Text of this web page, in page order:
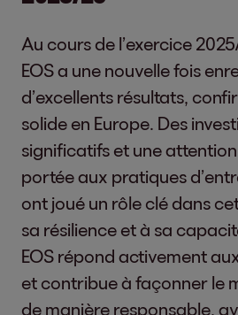
Au cours de l’exercice
EOS a une nouvelle fois
d’excellents résultats,
solide en Europe. Des
significatifs et une
portée aux pratiques
ont joué un rôle clé dans
sa résilience et à sa
EOS répond activement
et contribue à façonner le
de manière responsable,